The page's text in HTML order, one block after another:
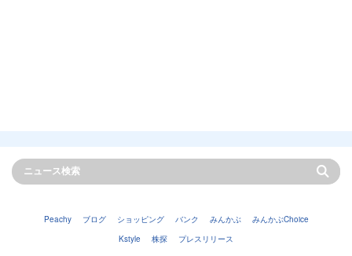
Peachy ブログ ショッピング バンク みんかぶ
みんかぶChoice
Kstyle
株探 プレスリリース